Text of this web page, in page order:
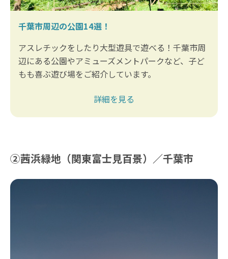
千葉市周辺の公園14選！
アスレチックをしたり大型遊具で遊べる！千葉市周
辺にある公園やアミューズメントパークなど、子ど
もも喜ぶ遊び場をご紹介しています。
詳細を見る
②茜浜緑地（関東富士見百景）／千葉市